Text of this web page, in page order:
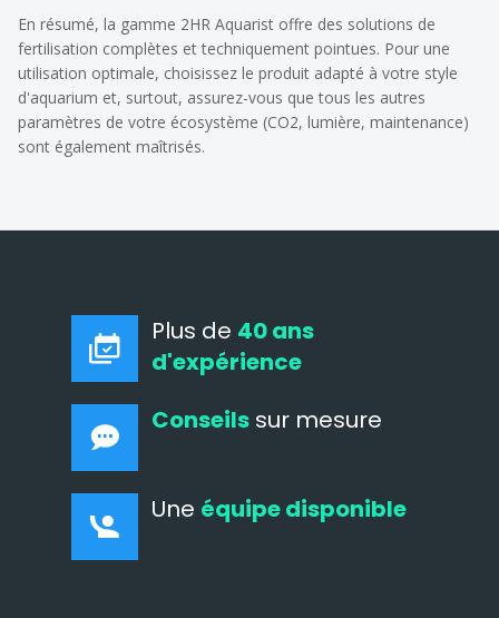
En résumé, la gamme 2HR Aquarist offre des solutions de
fertilisation complètes et techniquement pointues. Pour une
utilisation optimale, choisissez le produit adapté à votre style
d'aquarium et, surtout, assurez-vous que tous les autres
paramètres de votre écosystème (CO2, lumière, maintenance)
sont également maîtrisés.
Plus de 40 ans
d'expérience
Conseils sur mesure
Une équipe disponible